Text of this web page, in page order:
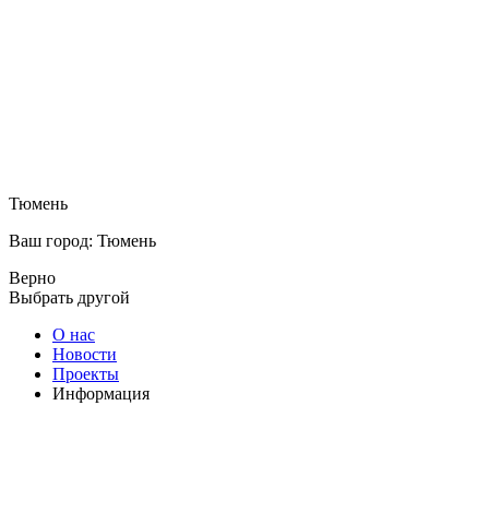
Тюмень
Ваш город: Тюмень
Верно
Выбрать другой
О нас
Новости
Проекты
Информация